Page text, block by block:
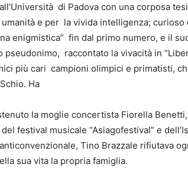
di Padova con una corposa
umanità e per la vivida intelligenza;
enigmistica” fin dal primo numero, e il
pseudonimo, raccontato la vivacità in
più cari campioni olimpici e primatisti,
Ha
la moglie concertista Fiorella
festival musicale “Asiagofestival” e
Tino Brazzale rifiutava
sua vita la propria famiglia.